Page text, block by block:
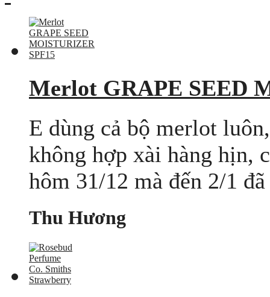
Merlot GRAPE SEED
E dùng cả bộ merlot
không hợp xài hàng hịn,
hôm 31/12 mà đến 2/1
Thu Hương